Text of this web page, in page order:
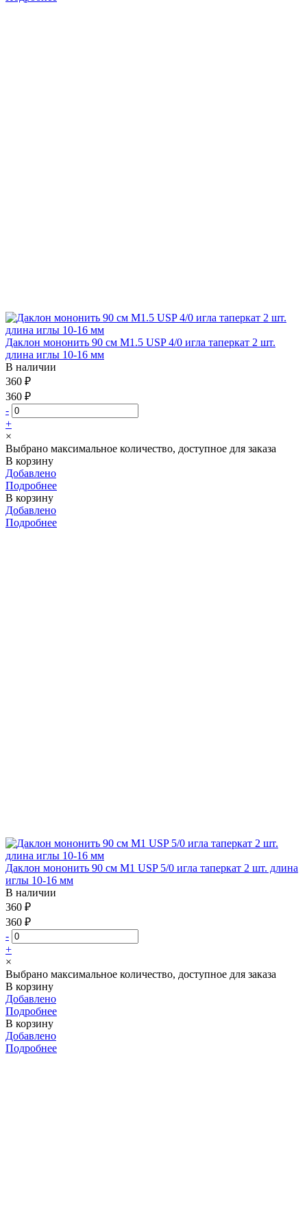
Даклон мононить 90 см М1.5 USP 4/0 игла таперкат 2 шт.
длина иглы 10-16 мм
В наличии
360 ₽
360 ₽
-
+
×
Выбрано максимальное количество, доступное для заказа
В корзину
Добавлено
Подробнее
В корзину
Добавлено
Подробнее
Даклон мононить 90 см М1 USP 5/0 игла таперкат 2 шт. длина
иглы 10-16 мм
В наличии
360 ₽
360 ₽
-
+
×
Выбрано максимальное количество, доступное для заказа
В корзину
Добавлено
Подробнее
В корзину
Добавлено
Подробнее